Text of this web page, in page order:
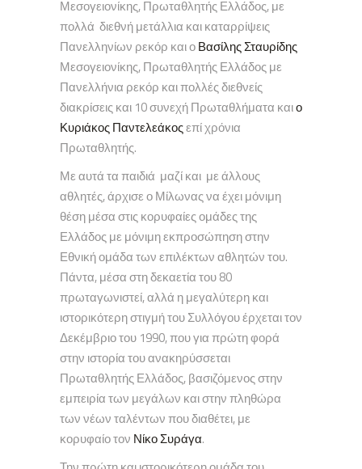
Μεσογειονίκης, Πρωταθλητής Ελλάδος, με
πολλά διεθνή μετάλλια και καταρρίψεις
Πανελληνίων ρεκόρ και οΒασίλης Σταυρίδης
Μεσογειονίκης, Πρωταθλητής Ελλάδος με
Πανελλήνια ρεκόρ και πολλές διεθνείς
διακρίσεις και 10 συνεχή Πρωταθλήματα καιο
Κυριάκος Παντελεάκοςεπί χρόνια
Πρωταθλητής.
Με αυτά τα παιδιά μαζί και με άλλους
αθλητές, άρχισε ο Μίλωνας να έχει μόνιμη
θέση μέσα στις κορυφαίες ομάδες της
Ελλάδος με μόνιμη εκπροσώπηση στην
Εθνική ομάδα των επιλέκτων αθλητών του.
Πάντα, μέσα στη δεκαετία του 80
πρωταγωνιστεί, αλλά η μεγαλύτερη και
ιστορικότερη στιγμή του Συλλόγου έρχεται τον
Δεκέμβριο του 1990, που για πρώτη φορά
στην ιστορία του ανακηρύσσεται
Πρωταθλητής Ελλάδος, βασιζόμενος στην
εμπειρία των μεγάλων και στην πληθώρα
των νέων ταλέντων που διαθέτει, με
κορυφαίο τον Νίκο Συράγα.